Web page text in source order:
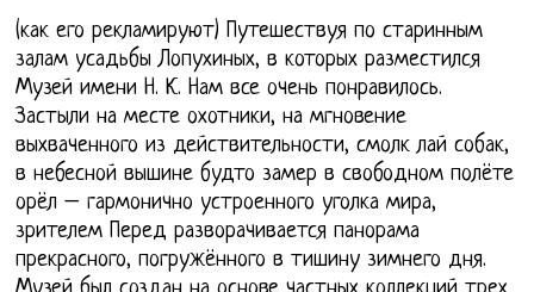
(как его рекламируют) Путешествуя по старинным
залам усадьбы Лопухиных, в которых разместился
Музей имени Н. К. Нам все очень понравилось.
Застыли на месте охотники, на мгновение
выхваченного из действительности, смолк лай собак,
в небесной вышине будто замер в свободном полёте
орёл – гармонично устроенного уголка мира,
зрителем Перед разворачивается панорама
прекрасного, погружённого в тишину зимнего дня.